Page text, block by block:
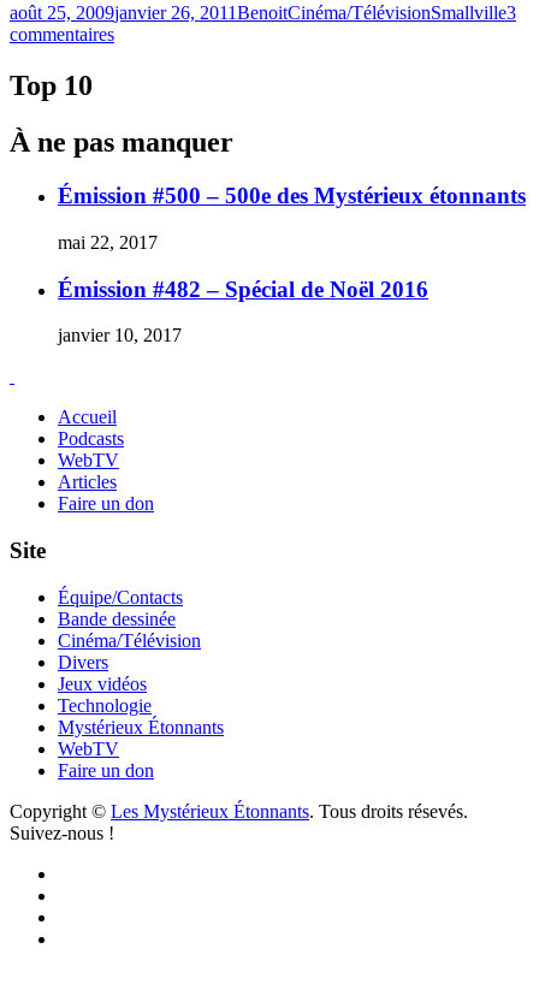
Publié
le
août 25, 2009janvier 26, 2011BenoitCatégories
Cinéma/TélévisionÉtiquettes
Smallville3
commentairessur
saison
Top 10
À ne pas manquer
Émission #500 – 500e des Mystérieux étonnants
mai 22, 2017
Émission #482 – Spécial de Noël 2016
janvier 10, 2017
Accueil
Podcasts
WebTV
Articles
Faire un don
Site
Équipe/Contacts
Bande dessinée
Cinéma/Télévision
Divers
Jeux vidéos
Technologie
Mystérieux Étonnants
WebTV
Faire un don
Copyright © Les Mystérieux Étonnants. Tous droits résevés.
Suivez-nous !